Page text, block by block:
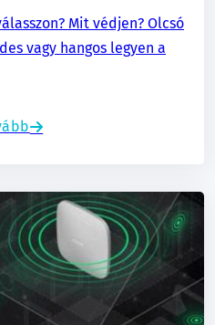
Mit védjen? Olcsó
vagy hangos legyen a